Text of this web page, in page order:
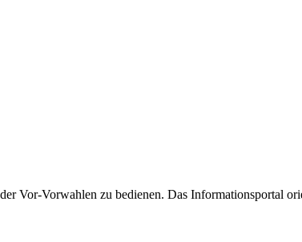
Vor-Vorwahlen zu bedienen. Das Informationsportal